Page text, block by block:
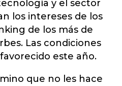
y el sector
los intereses de los
de los más de
Las condiciones
este año.
que no les hace